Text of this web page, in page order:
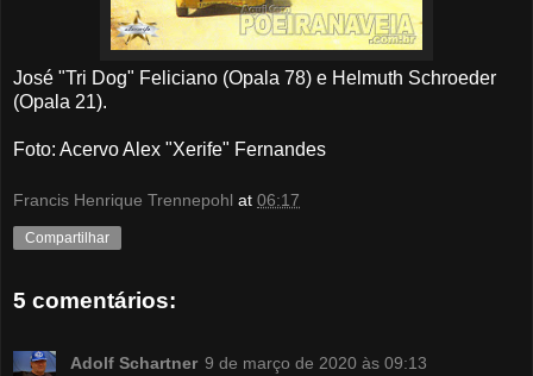
José "Tri Dog" Feliciano (Opala 78) e Helmuth Schroeder
(Opala 21).
Foto: Acervo Alex "Xerife" Fernandes
Francis Henrique Trennepohl at 06:17
Compartilhar
5 comentários:
Adolf Schartner 9 de março de 2020 às 09:13